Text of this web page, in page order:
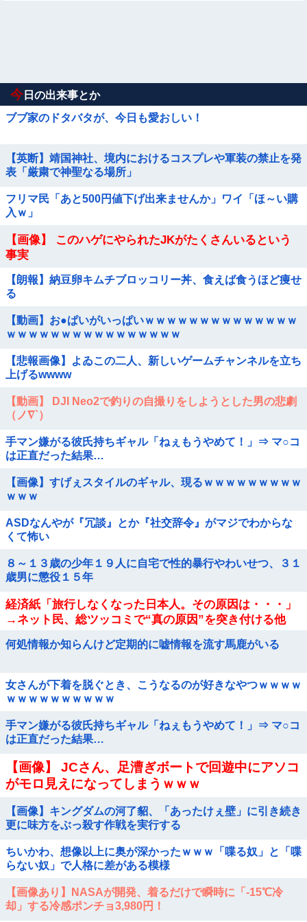
今 日の出来事とか
ブブ家のドタバタが、今日も愛おしい！
【英断】靖国神社、境内におけるコスプレや軍装の禁止を発
表「厳粛で神聖なる場所」
フリマ民「あと500円値下げ出来ませんか」ワイ「ほ～い購
入ｗ」
【画像】 このハゲにやられたJKがたくさんいるという
事実
【朗報】納豆卵キムチブロッコリー丼、食えば食うほど痩せ
る
【動画】お●ぱいがいっぱいｗｗｗｗｗｗｗｗｗｗｗｗｗｗ
ｗｗｗｗｗｗｗｗｗｗｗｗｗｗｗｗ
【悲報画像】よゐこの二人、新しいゲームチャンネルを立ち
上げるwwww
【動画】 DJI Neo2で釣りの自撮りをしようとした男の悲劇
（ノ∇`）
手マン嫌がる彼氏持ちギャル「ねぇもうやめて！」⇒ マ○コ
は正直だった結果…
【画像】すげぇスタイルのギャル、現るｗｗｗｗｗｗｗｗｗ
ｗｗｗ
ASDなんやが『冗談』とか『社交辞令』がマジでわからな
くて怖い
８～１３歳の少年１９人に自宅で性的暴行やわいせつ、３１
歳男に懲役１５年
経済紙「旅行しなくなった日本人。その原因は・・・」
→ネット民、総ツッコミで“真の原因”を突き付ける他
何処情報か知らんけど定期的に嘘情報を流す馬鹿がいる
女さんが下着を脱ぐとき、こうなるのが好きなやつｗｗｗｗ
ｗｗｗｗｗｗｗｗｗｗ
手マン嫌がる彼氏持ちギャル「ねぇもうやめて！」⇒ マ○コ
は正直だった結果…
【画像】 JCさん、足漕ぎボートで回遊中にアソコ
がモロ見えになってしまうｗｗｗ
【画像】キングダムの河了貂、「あったけぇ壁」に引き続き
更に味方をぶっ殺す作戦を実行する
ちいかわ、想像以上に奥が深かったｗｗｗ「喋る奴」と「喋
らない奴」で人格に差がある模様
【画像あり】NASAが開発、着るだけで瞬時に「-15℃冷
却」する冷感ポンチョ3,980円！